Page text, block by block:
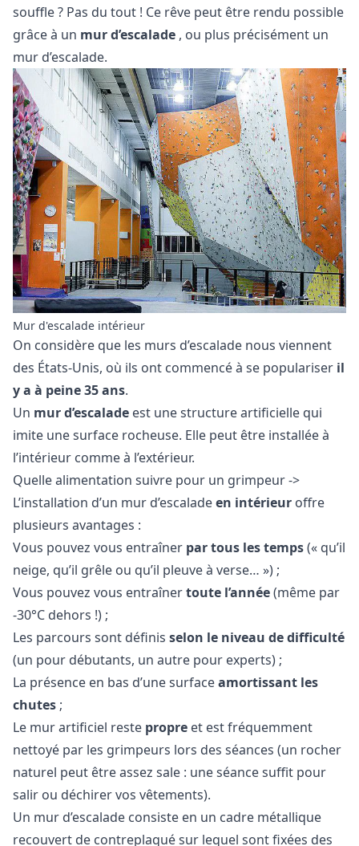
souffle ? Pas du tout ! Ce rêve peut être rendu possible
grâce à un murd’escalade , ou plus précisément un
mur d’escalade.
Mur d'escalade intérieur
On considère que les murs d’escalade nous viennent
des États-Unis, où ils ont commencé à se populariser il
y a à peine 35 ans.
Un mur d’escalade est une structure artificielle qui
imite une surface rocheuse. Elle peut être installée à
l’intérieur comme à l’extérieur.
Quelle alimentation suivre pour un grimpeur ->
L’installation d’un mur d’escaladeen intérieur offre
plusieurs avantages :
Vous pouvez vous entraîner par tous les temps(« qu’il
neige, qu’il grêle ou qu’il pleuve à verse… ») ;
Vous pouvez vous entraînertoute l’année(même par
-30°C dehors !) ;
Les parcours sont définis selon le niveau de difficulté
(un pour débutants, un autre pour experts) ;
La présence en bas d’une surfaceamortissant les
chutes ;
Le mur artificiel reste propre et est fréquemment
nettoyé par les grimpeurs lors des séances (un rocher
naturel peut être assez sale : une séance suffit pour
salir ou déchirer vos vêtements).
Un mur d’escalade consiste en un cadre métallique
recouvert de contreplaqué sur lequel sont fixées des